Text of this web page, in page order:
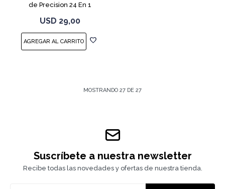
de Precision 24 En 1
USD 29,00
MOSTRANDO 27 DE 27
Suscríbete a nuestra newsletter
Recibe todas las novedades y ofertas de nuestra tienda.